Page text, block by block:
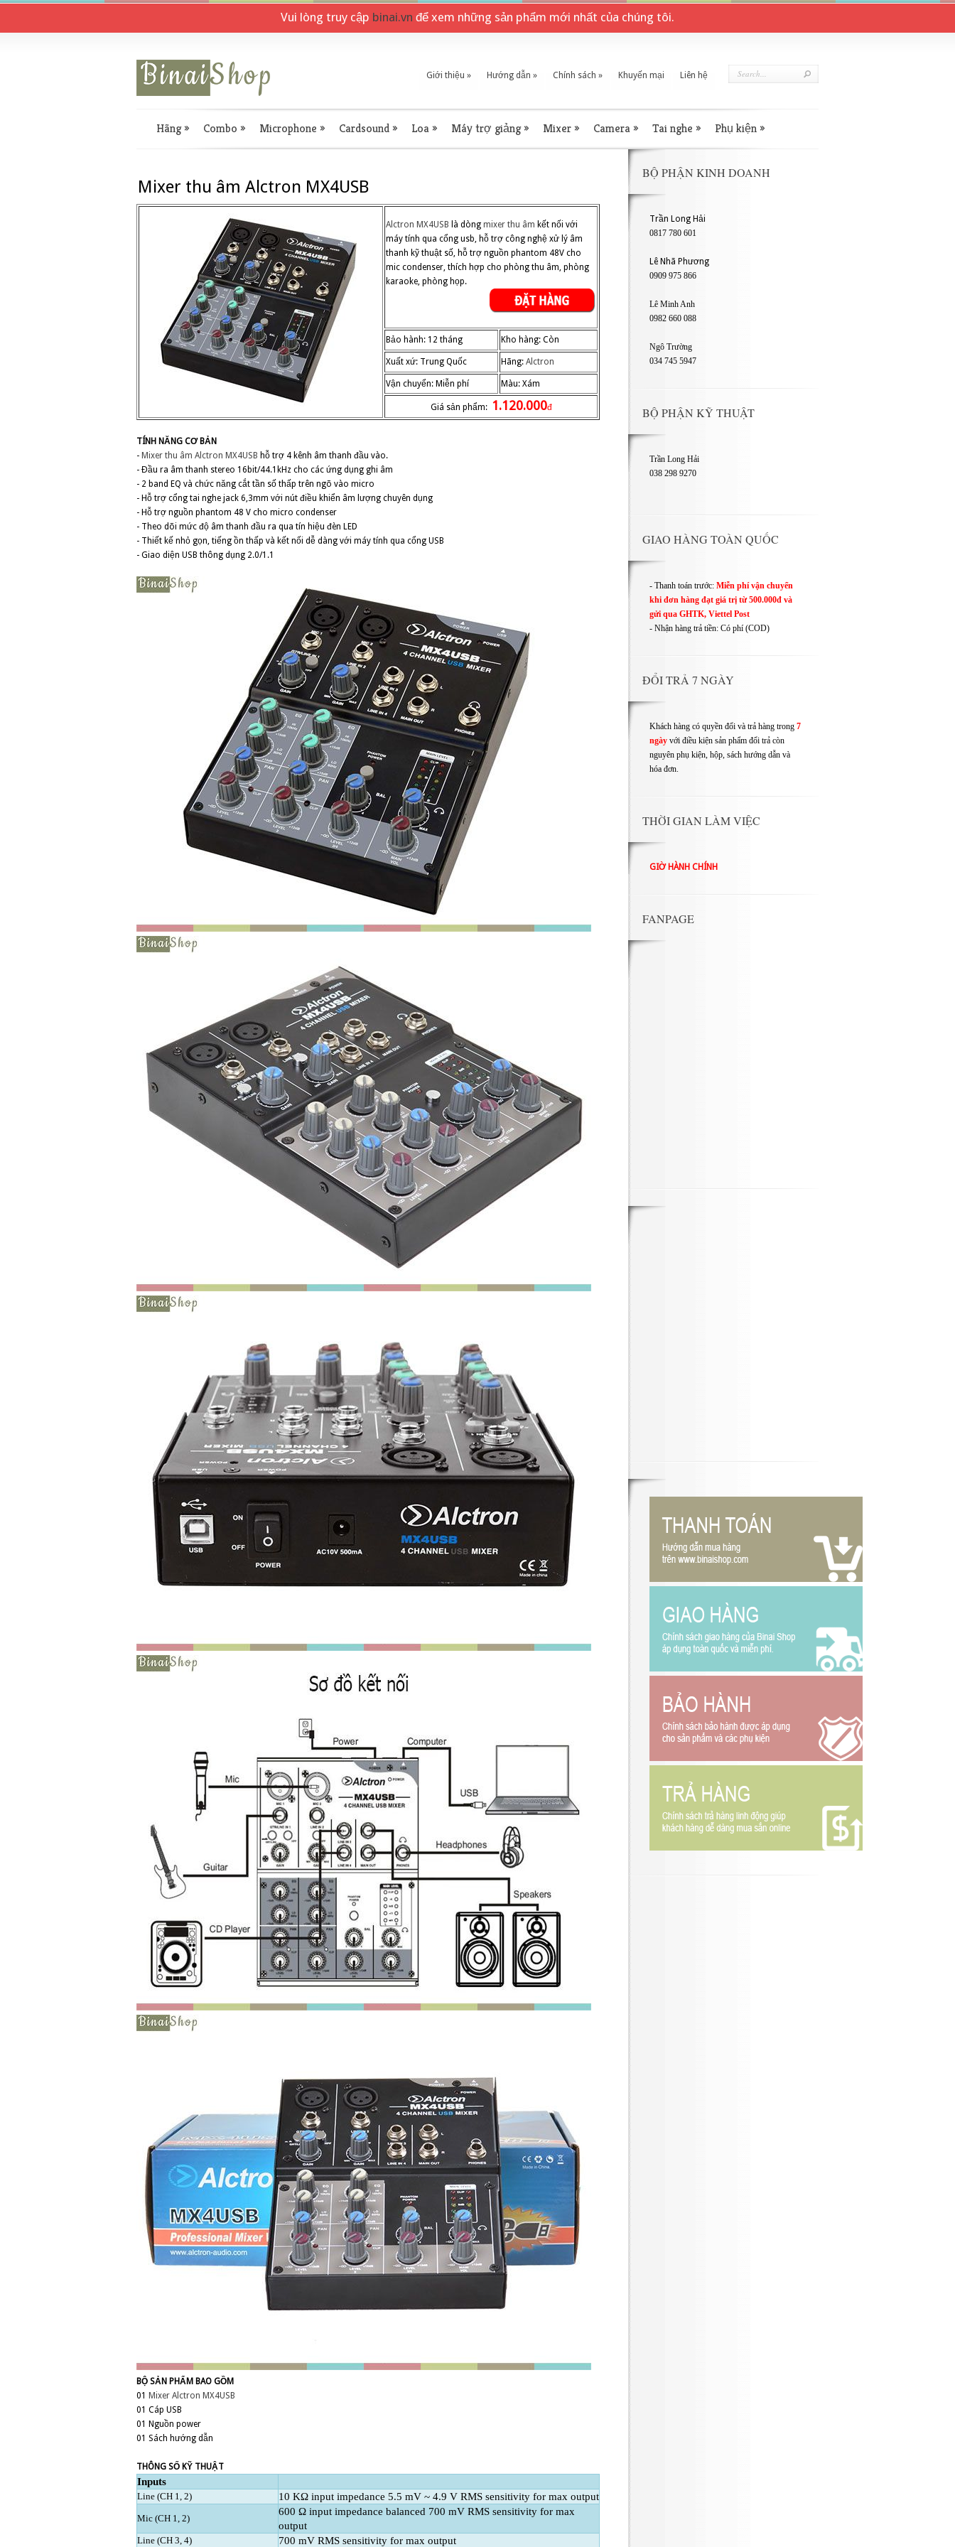
Vui lòng truy cập binai.vn để xem những sản phẩm mới nhất của chúng tôi.
Giới thiệu » Hướng dẫn » Chính sách » Khuyến mại Liên hệ
Hãng» Combo » Microphone » Cardsound» Loa» Máy trợ giảng» Mixer» Camera» Tai nghe » Phụ kiện»
Mixer thu âm Alctron MX4USB
Alctron MX4USB là dòng mixer thu âm kết nối với
máy tính qua cổng usb, hỗ trợ công nghệ xử lý âm
thanh kỹ thuật số, hỗ trợ nguồn phantom 48V cho
mic condenser, thích hợp cho phòng thu âm, phòng
karaoke, phòng họp.
Bảo hành: 12 tháng Kho hàng: Còn
Xuất xứ: Trung Quốc Hãng: Alctron
Vận chuyển: Miễn phí Màu: Xám
Giá sản phẩm: 1.120.000đ
TÍNH NĂNG CƠ BẢN
- Mixer thu âm Alctron MX4USB hỗ trợ 4 kênh âm thanh đầu vào.
- Đầu ra âm thanh stereo 16bit/44.1kHz cho các ứng dụng ghi âm
- 2 band EQ và chức năng cắt tần số thấp trên ngõ vào micro
- Hỗ trợ cổng tai nghe jack 6,3mm với nút điều khiển âm lượng chuyên dụng
- Hỗ trợ nguồn phantom 48 V cho micro condenser
- Theo dõi mức độ âm thanh đầu ra qua tín hiệu đèn LED
- Thiết kế nhỏ gọn, tiếng ồn thấp và kết nối dễ dàng với máy tính qua cổng USB
- Giao diện USB thông dụng 2.0/1.1
BỘ SẢN PHẨM BAO GỒM
01
Mixer Alctron MX4USB
01 Cáp USB
01 Nguồn power
01 Sách hướng dẫn
THÔNG SỐ KỸ THUẬT
Inputs
Line (CH 1, 2) 10 KΩ input impedance 5.5 mV ~ 4.9 V RMS sensitivity for max output
Mic (CH 1, 2)
600 Ω input impedance balanced 700 mV RMS sensitivity for max
output
Line (CH 3, 4) 700 mV RMS sensitivity for max output
BỘ PHẬN KINH DOANH
Trần Long Hải
0817 780 601
Lê Nhã Phương
0909 975 866
Lê Minh Anh
0982 660 088
Ngô Trường
034 745 5947
BỘ PHẬN KỸ THUẬT
Trần Long Hải
038 298 9270
GIAO HÀNG TOÀN QUỐC
- Thanh toán trước: Miễn phí vận chuyển
khi đơn hàng đạt giá trị từ 500.000đ và
gửi qua GHTK, Viettel Post
- Nhận hàng trả tiền: Có phí (COD)
ĐỔI TRẢ 7 NGÀY
Khách hàng có quyền đổi và trả hàng trong 7
ngày với điều kiện sản phẩm đổi trả còn
nguyên phụ kiện, hộp, sách hướng dẫn và
hóa đơn.
THỜI GIAN LÀM VIỆC
GIỜ HÀNH CHÍNH
FANPAGE